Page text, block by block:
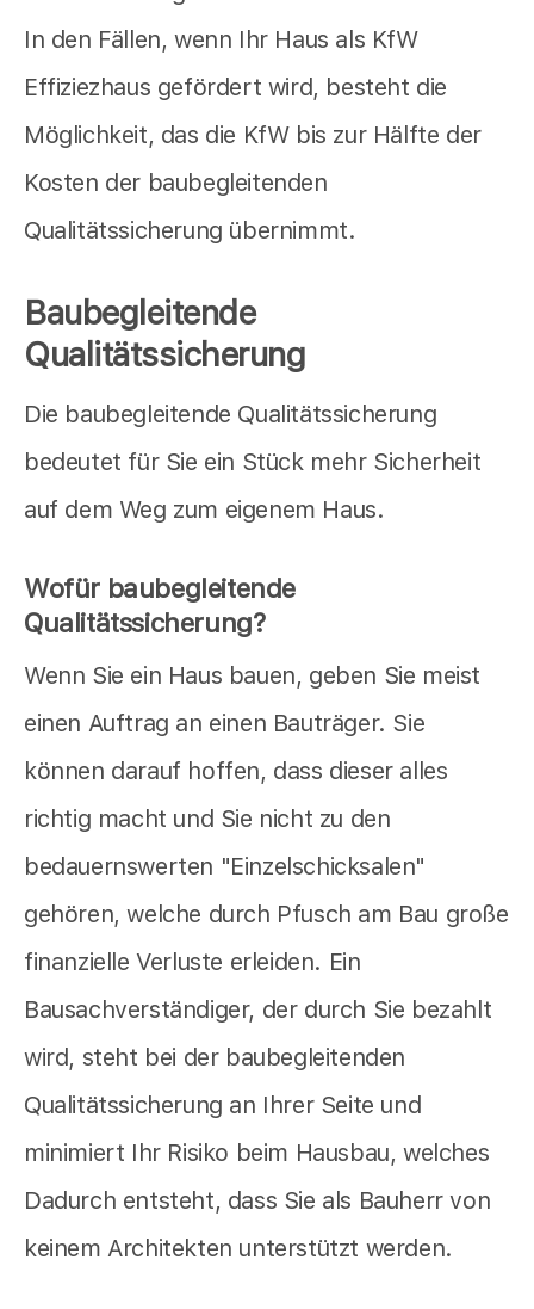
In den Fällen, wenn Ihr Haus als KfW
Effiziezhaus gefördert wird, besteht die
Möglichkeit, das die KfW bis zur Hälfte der
Kosten der baubegleitenden
Qualitätssicherung übernimmt.
Baubegleitende
Qualitätssicherung
Die baubegleitende Qualitätssicherung
bedeutet für Sie ein Stück mehr Sicherheit
auf dem Weg zum eigenem Haus.
Wofür baubegleitende
Qualitätssicherung?
Wenn Sie ein Haus bauen, geben Sie meist
einen Auftrag an einen Bauträger. Sie
können darauf hoffen, dass dieser alles
richtig macht und Sie nicht zu den
bedauernswerten "Einzelschicksalen"
gehören, welche durch Pfusch am Bau große
finanzielle Verluste erleiden. Ein
Bausachverständiger, der durch Sie bezahlt
wird, steht bei der baubegleitenden
Qualitätssicherung an Ihrer Seite und
minimiert Ihr Risiko beim Hausbau, welches
Dadurch entsteht, dass Sie als Bauherr von
keinem Architekten unterstützt werden.